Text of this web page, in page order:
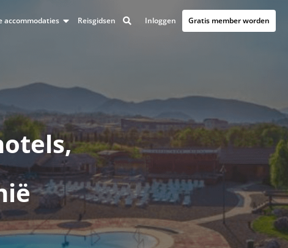
accommodaties Reisgidsen Inloggen Gratis member worden